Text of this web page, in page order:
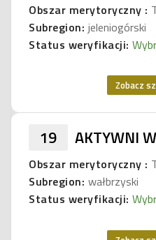
Obszar merytoryczny :
Subregion: jeleniogórski
Status weryfikacji:
Zobacz
19 AKTYWNI
Obszar merytoryczny :
Subregion: wałbrzyski
Status weryfikacji: